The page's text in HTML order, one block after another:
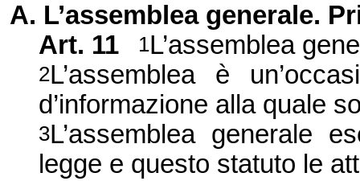
A. L’assemblea generale.
Art. 11
1L’assemblea
2L’assemblea è
d’informazione alla quale
3L’assemblea generale
legge e questo statuto le